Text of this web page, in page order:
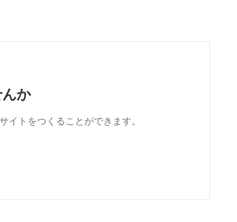
か
トをつくることができます。